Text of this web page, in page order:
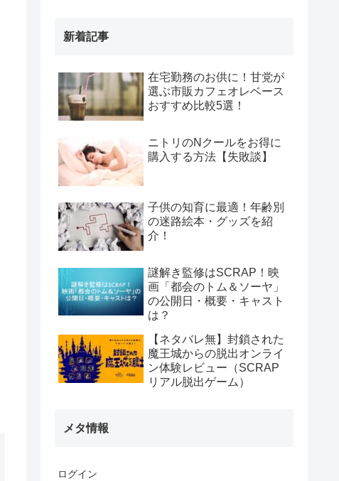
新着記事
在宅勤務のお供に！甘党が
選ぶ市販カフェオレベース
おすすめ比較5選！
ニトリのNクールをお得に
購入する方法【失敗談】
子供の知育に最適！年齢別
の迷路絵本・グッズを紹
介！
謎解き監修はSCRAP！映
画「都会のトム＆ソーヤ」
の公開日・概要・キャスト
は？
【ネタバレ無】封鎖された
魔王城からの脱出オンライ
ン体験レビュー（SCRAP
リアル脱出ゲーム）
メタ情報
ログイン